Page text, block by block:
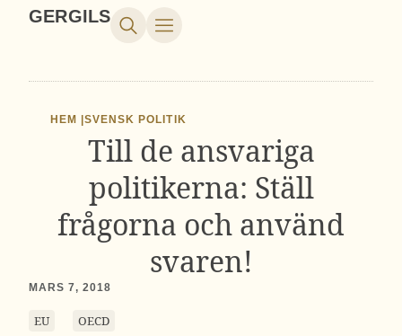
GERGILS
HEM |SVENSK POLITIK
Till de ansvariga
politikerna: Ställ
frågorna och använd
svaren!
MARS 7, 2018
EU OECD